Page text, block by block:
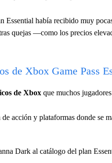
Essential había recibido muy
quejas —como los precios
de Xbox Game Pass
de Xbox que muchos
acción y plataformas donde se
Dark al catálogo del plan